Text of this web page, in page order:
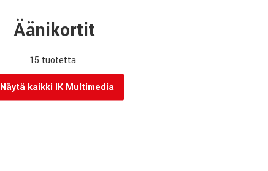
Äänikortit
15 tuotetta
Näytä kaikki IK Multimedia